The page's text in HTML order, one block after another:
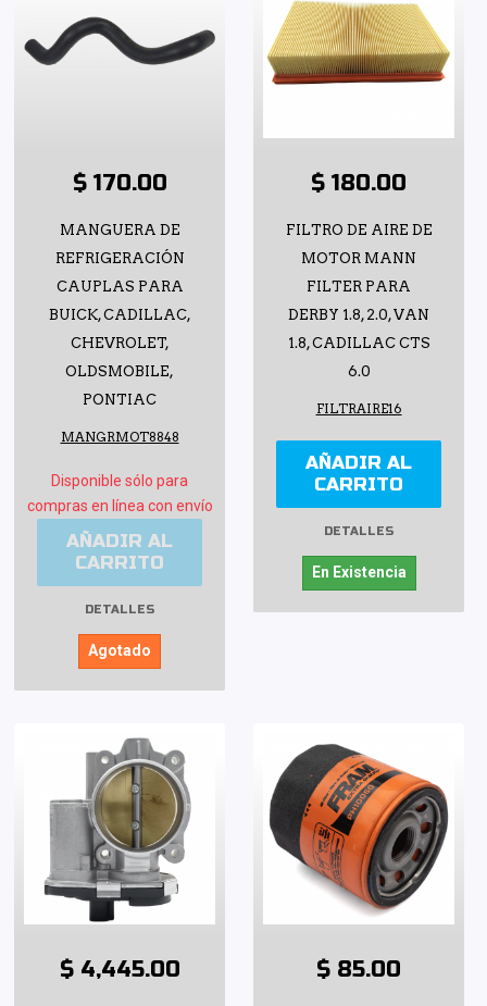
$ 170.00
MANGUERA DE
REFRIGERACIÓN
CAUPLAS PARA
BUICK, CADILLAC,
CHEVROLET,
OLDSMOBILE,
PONTIAC
MANGRMOT8848
Disponible sólo para
compras en línea con envío
AÑADIR AL
CARRITO
DETALLES
Agotado
$ 180.00
FILTRO DE AIRE DE
MOTOR MANN
FILTER PARA
DERBY 1.8, 2.0, VAN
1.8, CADILLAC CTS
6.0
FILTRAIRE16
AÑADIR AL
CARRITO
DETALLES
En Existencia
$ 4,445.00 $ 85.00